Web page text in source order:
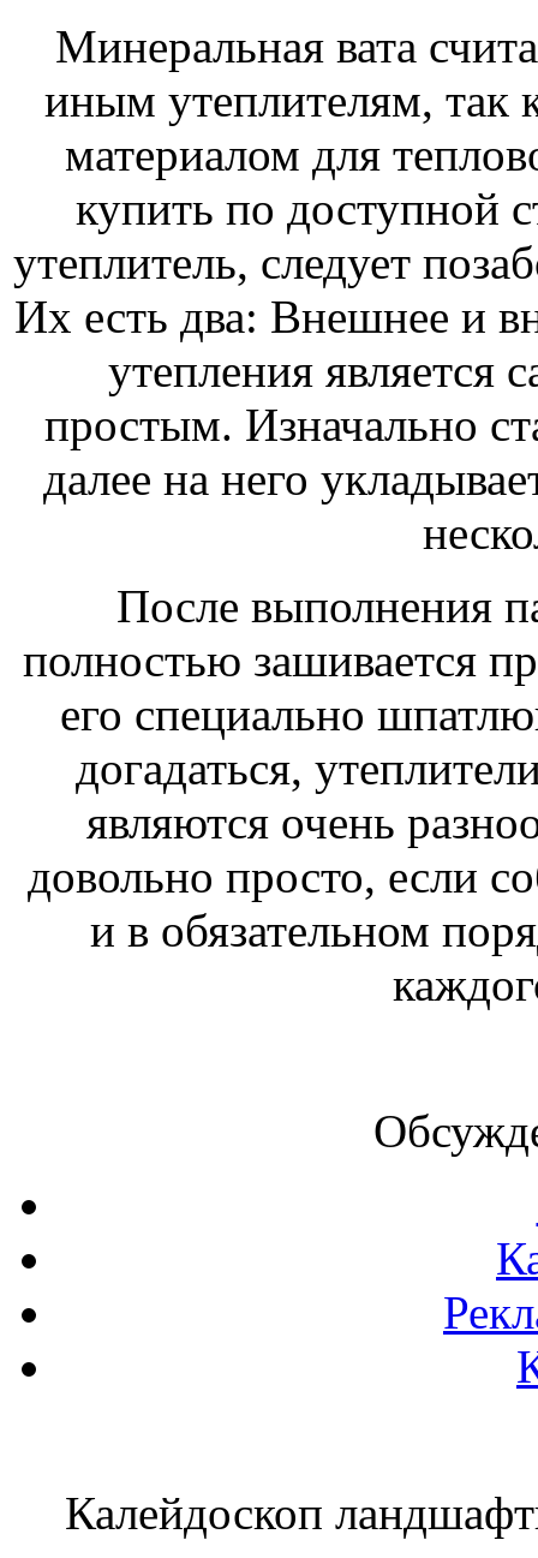
Минеральная вата
иным утеплителям, так
материалом для
купить по доступной
утеплитель, следует
Их есть два: Внешнее и
утепления является
простым. Изначально
далее на него
После выполнения
полностью зашивается
его специально
догадаться,
являются очень
довольно просто, если
и в обязательном
Калейдоскоп